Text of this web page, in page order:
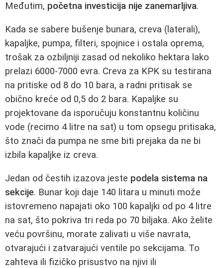
Međutim, početna investicija nije zanemarljiva.
Kada se sabere bušenje bunara, creva (laterali),
kapaljke, pumpa, filteri, spojnice i ostala oprema,
trošak za ozbiljniji zasad od nekoliko hektara lako
prelazi 6000-7000 evra. Creva za KPK su testirana
na pritiske od 8 do 10 bara, a radni pritisak se
obično kreće od 0,5 do 2 bara. Kapaljke su
projektovane da isporučuju konstantnu količinu
vode (recimo 4 litre na sat) u tom opsegu pritisaka,
što znači da pumpa ne sme biti prejaka da ne bi
izbila kapaljke iz creva.
Jedan od čestih izazova jeste podela sistema na
sekcije. Bunar koji daje 140 litara u minuti može
istovremeno napajati oko 100 kapaljki od po 4 litre
na sat, što pokriva tri reda po 70 biljaka. Ako želite
veću površinu, morate zalivati u više navrata,
otvarajući i zatvarajući ventile po sekcijama. To
zahteva ili fizičko prisustvo na njivi ili